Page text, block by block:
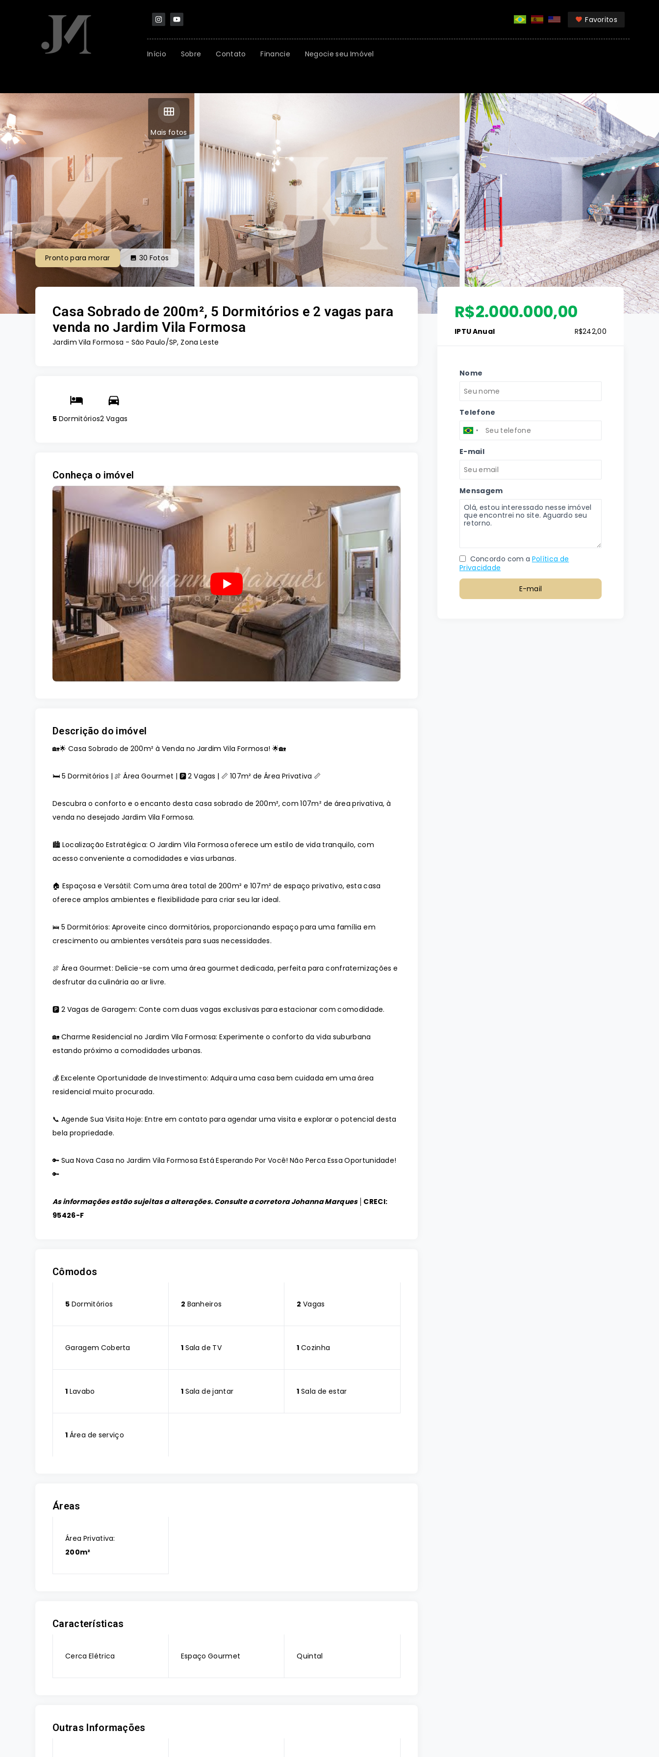
Favoritos
Início Sobre Contato Financie Negocie seu Imóvel
Mais fotos
Pronto para morar 30 Fotos
Casa Sobrado de 200m², 5 Dormitórios e 2 vagas para
venda no Jardim Vila Formosa
Jardim Vila Formosa - São Paulo/SP, Zona Leste
5 Dormitórios2 Vagas
Conheça o imóvel
Descrição do imóvel
🏡🌟 Casa Sobrado de 200m² à Venda no Jardim Vila Formosa! 🌟🏡
🛏️ 5 Dormitórios | 🍖 Área Gourmet | 🅿️ 2 Vagas | 📏 107m² de Área Privativa 📏
Descubra o conforto e o encanto desta casa sobrado de 200m², com 107m² de área privativa, à
venda no desejado Jardim Vila Formosa.
🏙️ Localização Estratégica: O Jardim Vila Formosa oferece um estilo de vida tranquilo, com
acesso conveniente a comodidades e vias urbanas.
🏠 Espaçosa e Versátil: Com uma área total de 200m² e 107m² de espaço privativo, esta casa
oferece amplos ambientes e flexibilidade para criar seu lar ideal.
🛌 5 Dormitórios: Aproveite cinco dormitórios, proporcionando espaço para uma família em
crescimento ou ambientes versáteis para suas necessidades.
🍖 Área Gourmet: Delicie-se com uma área gourmet dedicada, perfeita para confraternizações e
desfrutar da culinária ao ar livre.
🅿️ 2 Vagas de Garagem: Conte com duas vagas exclusivas para estacionar com comodidade.
🏡 Charme Residencial no Jardim Vila Formosa: Experimente o conforto da vida suburbana
estando próximo a comodidades urbanas.
💰 Excelente Oportunidade de Investimento: Adquira uma casa bem cuidada em uma área
residencial muito procurada.
📞 Agende Sua Visita Hoje: Entre em contato para agendar uma visita e explorar o potencial desta
bela propriedade.
🔑 Sua Nova Casa no Jardim Vila Formosa Está Esperando Por Você! Não Perca Essa Oportunidade!
🔑
As informações estão sujeitas a alterações. Consulte a corretora Johanna Marques │ CRECI:
95426-F
Cômodos
5 Dormitórios 2 Banheiros 2 Vagas
Garagem Coberta 1Sala de TV 1 Cozinha
1 Lavabo 1Sala de jantar 1 Sala de estar
1 Área de serviço
Áreas
Área Privativa:
200m²
Características
Cerca Elétrica Espaço Gourmet Quintal
Outras Informações
R$2.000.000,00
IPTU Anual R$242,00
Nome
Telefone
E-mail
Mensagem
Concordo com a Política de
Privacidade
E-mail